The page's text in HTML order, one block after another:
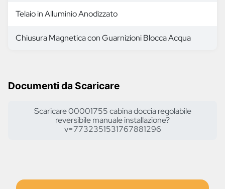
Telaio in Alluminio Anodizzato
Chiusura Magnetica con Guarnizioni Blocca Acqua
Documenti da Scaricare
Scaricare 00001755 cabina doccia regolabile
reversibile manuale installazione?
v=7732351531767881296